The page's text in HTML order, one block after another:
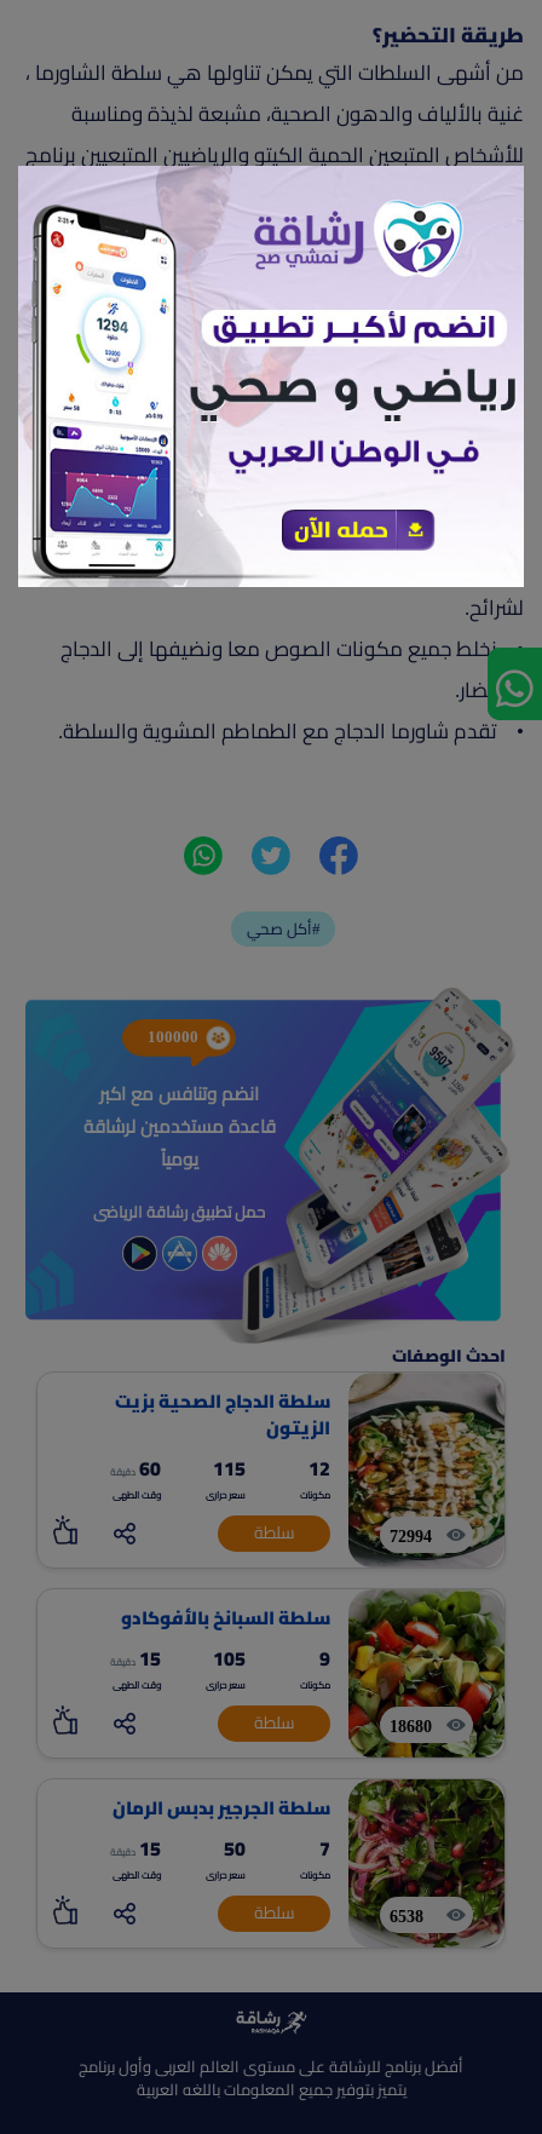
طريقة التحضير؟
من أشهى السلطات التي يمكن تناولها هي سلطة الشاورما ،
غنية بالألياف والدهون الصحية، مشبعة لذيذة ومناسبة
للأشخاص المتبعين الحمية الكيتو والرياضيين المتبعيين برنامج
لزيادة الكتلة العضلية
• يقطع الدجاج لمكعبات صغيرة او شرائح ويتبل ثم ندخل
الوعاء إلى الثلاجة ساعتين علي الاقل.
• يطبخ في الفرن على حرارة 220 درجة مئوية.
• ندخل الصينية إلى الفرن لحوالي 45 دقيقة أو حتى ينضج
الدجاج.
• مع إضافة البهارات وبعدها نقوم بتدخينه بقطعة فحم
صغيرة او يمكن شوي الدجاج علي الجريل .
• يضاف الدجاج إلى الخس والبندورة والبصل بعد تقطيعهم
لشرائح.
• نخلط جميع مكونات الصوص معا ونضيفها إلى الدجاج
والخضار.
• تقدم شاورما الدجاج مع الطماطم المشوية والسلطة.
أكل صحي#
100000
انضم وتنافس مع اكبر
قاعدة مستخدمين لرشاقة
يومياً
حمل تطبيق رشاقة الرياضى
احدث الوصفات
72994
سلطة الدجاج الصحية بزيت
الزيتون
12
مكونات
115
سعر حرارى
60 دقيقة
وقت الطهى
سلطة
18680
سلطة السبانخ بالأفوكادو
9
مكونات
105
سعر حرارى
15 دقيقة
وقت الطهى
سلطة
6538
سلطة الجرجير بدبس الرمان
7
مكونات
50
سعر حرارى
15 دقيقة
وقت الطهى
سلطة
أفضل برنامج للرشاقة على مستوى العالم العربى وأول برنامج
يتميز بتوفير جميع المعلومات باللغه العربية